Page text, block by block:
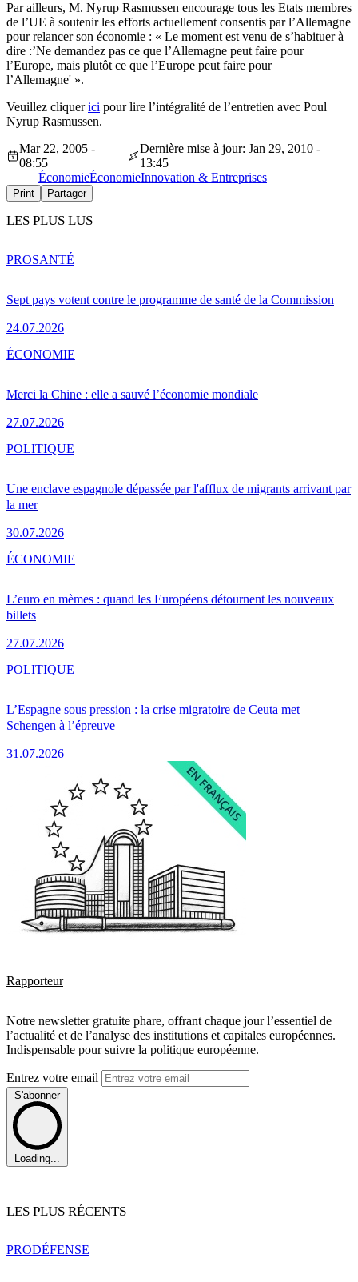
Par ailleurs, M. Nyrup Rasmussen encourage tous les Etats membres
de l’UE à soutenir les efforts actuellement consentis par l’Allemagne
pour relancer son économie : « Le moment est venu de s’habituer à
dire :’Ne demandez pas ce que l’Allemagne peut faire pour
l’Europe, mais plutôt ce que l’Europe peut faire pour
l’Allemagne' ».
Veuillez cliquerici pour lire l’intégralité de l’entretien avec Poul
Nyrup Rasmussen.
Mar 22, 2005 -
08:55
Dernière mise à jour: Jan 29, 2010 -
13:45
ÉconomieÉconomieInnovation & Entreprises
Print Partager
LES PLUS LUS
Sept pays votent contre le programme de santé de la Commission
24.07.2026
PROSANTÉ
Merci la Chine : elle a sauvé l’économie mondiale
27.07.2026
ÉCONOMIE
Une enclave espagnole dépassée par l'afflux de migrants arrivant par
la mer
30.07.2026
POLITIQUE
L’euro en mèmes : quand les Européens détournent les nouveaux
billets
27.07.2026
ÉCONOMIE
L’Espagne sous pression : la crise migratoire de Ceuta met
Schengen à l’épreuve
31.07.2026
POLITIQUE
Rapporteur
Notre newsletter gratuite phare, offrant chaque jour l’essentiel de
l’actualité et de l’analyse des institutions et capitales européennes.
Indispensable pour suivre la politique européenne.
Entrez votre email
S'abonner
Loading...
LES PLUS RÉCENTS
PRODÉFENSE